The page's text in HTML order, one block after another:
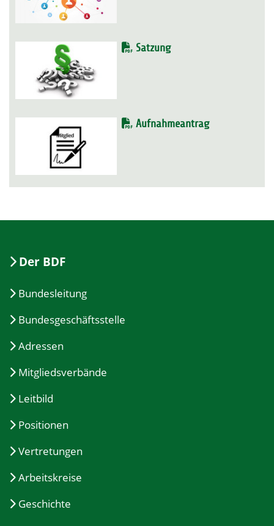
Satzung
Aufnahmeantrag
Der BDF
Bundesleitung
Bundesgeschäftsstelle
Adressen
Mitgliedsverbände
Leitbild
Positionen
Vertretungen
Arbeitskreise
Geschichte